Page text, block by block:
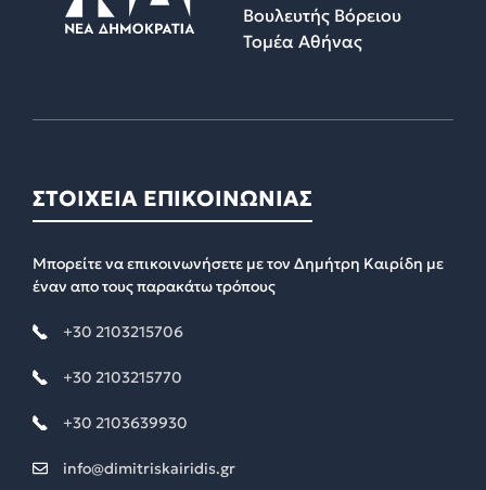
Βουλευτής Βόρειου
Τομέα Αθήνας
ΣΤΟΙΧΕΙΑ ΕΠΙΚΟΙΝΩΝΙΑΣ
Μπορείτε να επικοινωνήσετε με τον Δημήτρη Καιρίδη με
έναν απο τους παρακάτω τρόπους
+30 2103215706
+30 2103215770
+30 2103639930
info@dimitriskairidis.gr